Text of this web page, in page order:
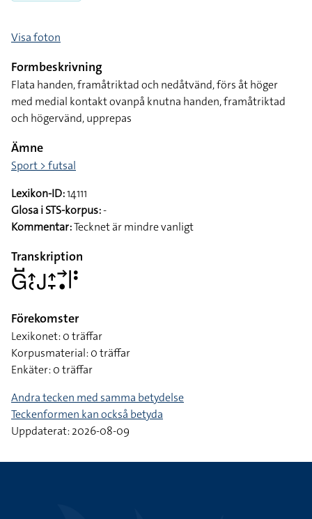
Visa foton
Formbeskrivning
Flata handen, framåtriktad och nedåtvänd, förs åt höger
med medial kontakt ovanpå knutna handen, framåtriktad
och högervänd, upprepas
Ämne
Sport > futsal
Lexikon-ID:14111
Glosa i STS-korpus:-
Kommentar:Tecknet är mindre vanligt
Transkription
􌤦􌤹􌤴􌥗􌤢􌤴􌥙􌥣􌥡􌥼􌥻
Förekomster
Lexikonet: 0 träffar
Korpusmaterial: 0 träffar
Enkäter: 0 träffar
Andra tecken med samma betydelse
Teckenformen kan också betyda
Uppdaterat: 2026-08-09